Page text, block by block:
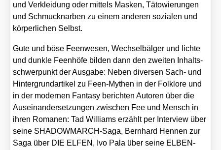
und Ver­klei­dung oder mit­tels Mas­ken, Täto­wie­run­gen
und Schmuck­nar­ben zu einem ande­ren sozia­len und
kör­per­li­chen Selbst.
Gute und böse Feen­we­sen, Wech­sel­bäl­ger und lich­te
und dunk­le Feen­hö­fe bil­den dann den zwei­ten Inhalts­
schwer­punkt der Aus­ga­be: Neben diver­sen Sach- und
Hin­ter­grund­ar­ti­kel zu Feen-Mythen in der Folk­lo­re und
in der moder­nen Fan­ta­sy berich­ten Autoren über die
Aus­ein­an­der­set­zun­gen zwi­schen Fee und Mensch in
ihren Roma­nen: Tad Wil­liams erzählt per Inter­view über
sei­ne SHADOW­M­ARCH-Saga, Bern­hard Hen­nen zur
Saga über DIE ELFEN, Ivo Pala über sei­ne ELBEN­